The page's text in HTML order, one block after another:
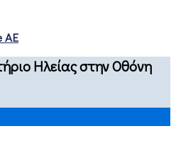
Ηλείας στην Οθόνη